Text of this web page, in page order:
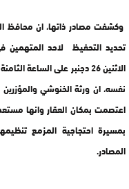
وكشفت مصادر ذاتها، ان محافظ
تحديد التحفيظ لاحد المتهمين
الاثنين 26 دجنبر على
نفسه، ان ورثة الخنوشي
اعتصمت بمكان العقار وانها
بمسيرة احتجاجية المزمع
المصادر.